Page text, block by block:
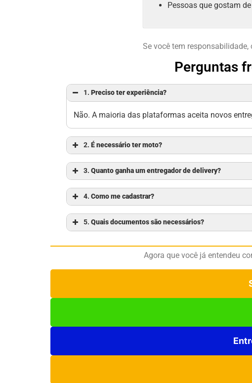
Pessoas que gostam
Se você tem
Perguntas
1. Preciso ter experiência?
Não. A maioria das plataformas aceita novos
2. É necessário ter moto?
3. Quanto ganha um entregador de delivery?
4. Como me cadastrar?
5. Quais documentos são necessários?
Agora que você já entendeu